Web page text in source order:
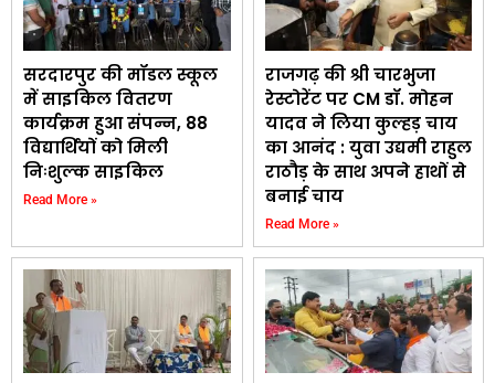
सरदारपुर की मॉडल स्कूल
में साइकिल वितरण
कार्यक्रम हुआ संपन्न, 88
विद्यार्थियों को मिली
निःशुल्क साइकिल
Read More »
राजगढ़ की श्री चारभुजा
रेस्टोरेंट पर CM डॉ. मोहन
यादव ने लिया कुल्हड़ चाय
का आनंद : युवा उद्यमी राहुल
राठौड़ के साथ अपने हाथों से
बनाई चाय
Read More »